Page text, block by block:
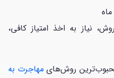
نیاز به اخذ امتیاز کافی،
روش‌هایمهاجرت به